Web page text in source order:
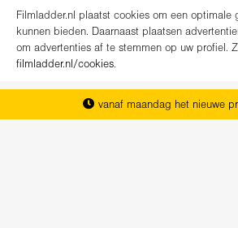
Filmladder.nl plaatst cookies om een optimale
kunnen bieden. Daarnaast plaatsen
om advertenties af te stemmen op uw profiel.
filmladder.nl/cookies.
vanaf maandag het nieuwe
het complete overzicht van Nederland